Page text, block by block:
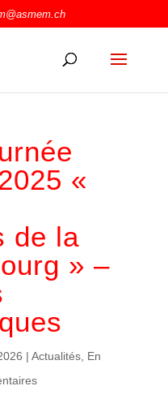
«
de la
» –
| Actualités, En